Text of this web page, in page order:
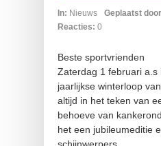
In: Nieuws Geplaatst
Reacties: 0
Beste sportvrienden
Zaterdag 1 februari a.s
jaarlijkse winterloop
altijd in het teken van
behoeve van
het een jubileumeditie